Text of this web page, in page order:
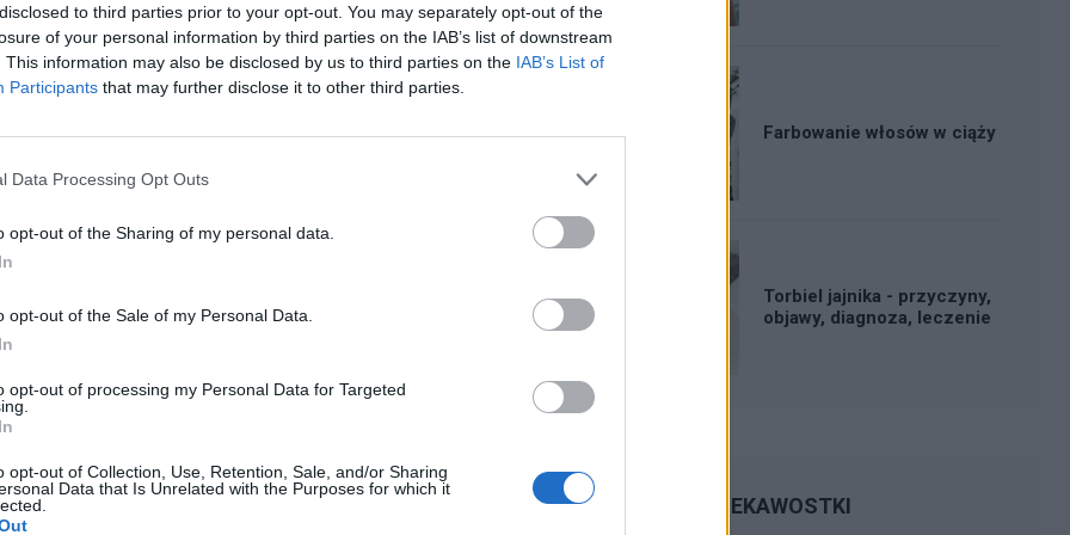
to third parties prior to your opt-out. You may separately opt-out of the
of your personal information by third parties on the IAB’s list of downstream
This information may also be disclosed by us to third parties on the IAB’s List of
Participants that may further disclose it to other third parties.
Data Processing Opt Outs
opt-out of the Sharing of my personal data.
opt-out of the Sale of my Personal Data.
opt-out of processing my Personal Data for Targeted
opt-out of Collection, Use, Retention, Sale, and/or Sharing
Data that Is Unrelated with the Purposes for which it
ORLIFLIQUE. Na lewym jajniku mam
powiększyła się do 3 cm. Pani ginekolog
ktoś wyrazić opinię na ten temat? Czy powinnam
sobotę dostałam krwawienie z odstawienia i trwało
opakowanie tabletek pierwsza wzięłam prawidłowo
wtorek jak się zorientowałam to wzięłam dwie. Moje
biorąc pod uwagę ten stosunek z czwartku.
podczas korzystania w toalecie, bardziej w
, kłujący , bardziej w środku odbytu). Dodam , że
Farbowanie włosów w ciąży
Torbiel jajnika - przyczyny,
objawy, diagnoza, leczenie
CIEKAWOSTKI